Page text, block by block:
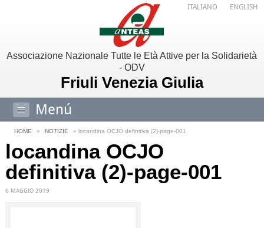
Associazione Nazionale Tutte le Età Attive per la Solidarietà
- ODV
Friuli Venezia Giulia
Menú
ITALIANO ENGLISH
HOME » NOTIZIE » locandina OCJO definitiva (2)-page-001
locandina OCJO
definitiva (2)-page-001
6 MAGGIO 2019